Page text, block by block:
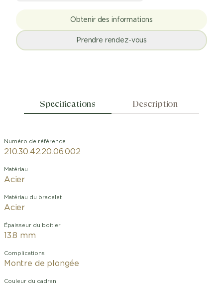
Obtenir des informations
Prendre rendez-vous
Specifications Description
Numéro de référence
210.30.42.20.06.002
Matériau
Acier
Matériau du bracelet
Acier
Épaisseur du boîtier
13.8 mm
Complications
Montre de plongée
Couleur du cadran